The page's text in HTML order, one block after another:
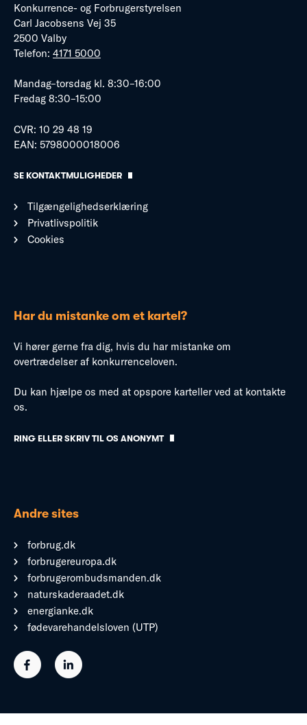
Konkurrence- og Forbrugerstyrelsen
Carl Jacobsens Vej 35
2500 Valby
Telefon: 4171 5000
Mandag–torsdag kl. 8:30–16:00
Fredag 8:30–15:00
CVR: 10 29 48 19
EAN: 5798000018006
SE KONTAKTMULIGHEDER
Tilgængelighedserklæring
Privatlivspolitik
Cookies
Har du mistanke om et kartel?
Vi hører gerne fra dig, hvis du har mistanke om
overtrædelser af konkurrenceloven.
Du kan hjælpe os med at opspore karteller ved at kontakte
os.
RING ELLER SKRIV TIL OS ANONYMT
Andre sites
forbrug.dk
forbrugereuropa.dk
forbrugerombudsmanden.dk
naturskaderaadet.dk
energianke.dk
fødevarehandelsloven (UTP)